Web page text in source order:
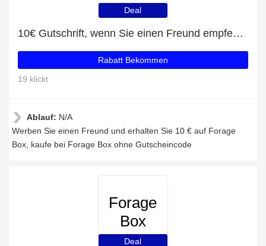
Deal
10€ Gutschrift, wenn Sie einen Freund empfehlen
Rabatt Bekommen
19 klickt
Ablauf: N/A
Werben Sie einen Freund und erhalten Sie 10 € auf Forage
Box, kaufe bei Forage Box ohne Gutscheincode
Forage
Box
Deal